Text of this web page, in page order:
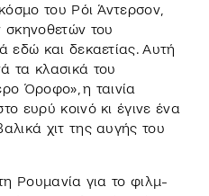
του Ρόι Άντερσον,
του
εδώ και δεκαετίας. Αυτή
τα κλασικά του
Όροφο», η ταινία
ευρύ κοινό κι έγινε ένα
χιτ της αυγής του
Ρουμανία για το φιλμ-